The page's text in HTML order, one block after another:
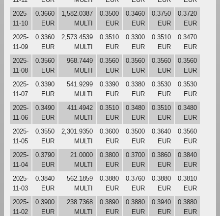
2025-
11-10
0.3660
EUR
1,582.0387
MULTI
0.3500
EUR
0.3460
EUR
0.3750
EUR
0.3720
EUR
2025-
11-09
0.3360
EUR
2,573.4539
MULTI
0.3510
EUR
0.3300
EUR
0.3510
EUR
0.3470
EUR
2025-
11-08
0.3560
EUR
968.7449
MULTI
0.3560
EUR
0.3560
EUR
0.3560
EUR
0.3560
EUR
2025-
11-07
0.3390
EUR
541.9299
MULTI
0.3390
EUR
0.3380
EUR
0.3530
EUR
0.3530
EUR
2025-
11-06
0.3490
EUR
411.4942
MULTI
0.3510
EUR
0.3480
EUR
0.3510
EUR
0.3480
EUR
2025-
11-05
0.3550
EUR
2,301.9350
MULTI
0.3600
EUR
0.3500
EUR
0.3640
EUR
0.3560
EUR
2025-
11-04
0.3790
EUR
21.0000
MULTI
0.3800
EUR
0.3700
EUR
0.3860
EUR
0.3840
EUR
2025-
11-03
0.3840
EUR
562.1859
MULTI
0.3880
EUR
0.3760
EUR
0.3880
EUR
0.3810
EUR
2025-
11-02
0.3900
EUR
238.7368
MULTI
0.3890
EUR
0.3880
EUR
0.3940
EUR
0.3880
EUR